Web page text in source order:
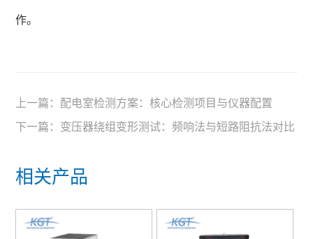
作。
上一篇： 配电室检测方案：核心检测项目与仪器配置
下一篇： 变压器绕组变形测试：频响法与短路阻抗法对比
相关产品